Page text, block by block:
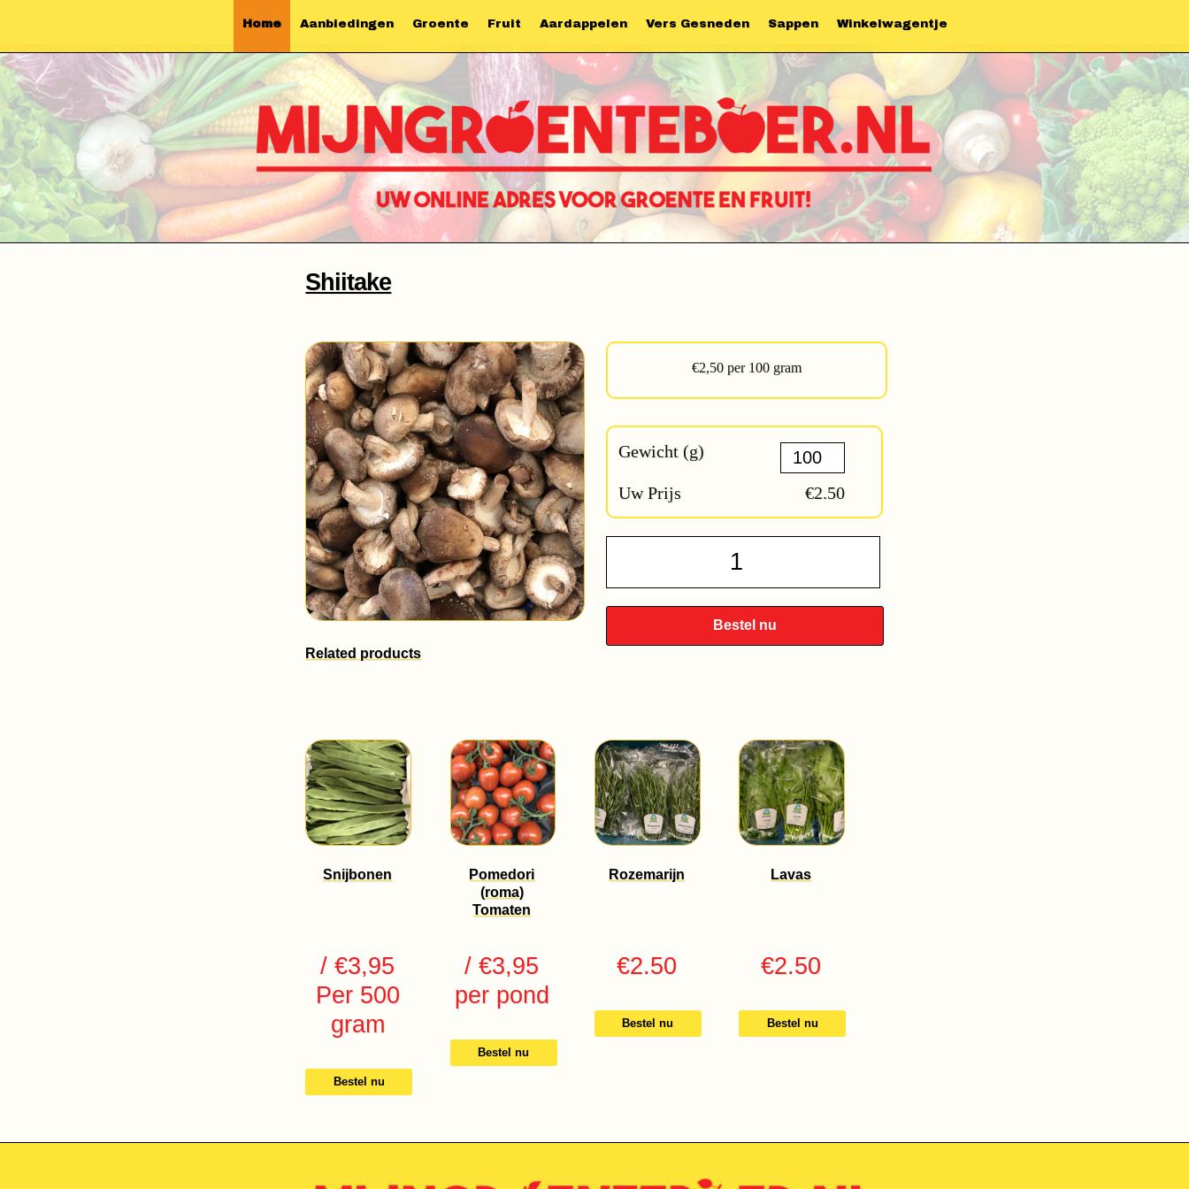
Home Aanbiedingen Groente Fruit Aardappelen Vers Gesneden Sappen Winkelwagentje
Shiitake
€2,50 per 100 gram
Gewicht (g)
Uw Prijs €2.50
Bestel nu
Related products
Snijbonen
/ €3,95
Per 500
gram
Bestel nu
Pomedori
(roma)
Tomaten
/ €3,95
per pond
Bestel nu
Rozemarijn
€2.50
Bestel nu
Lavas
€2.50
Bestel nu